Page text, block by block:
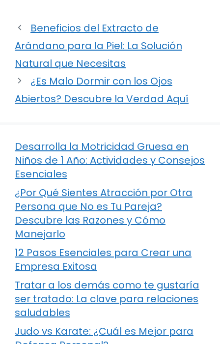
Beneficios del Extracto de
Arándano para la Piel: La Solución
Natural que Necesitas
¿Es Malo Dormir con los Ojos
Abiertos? Descubre la Verdad Aquí
Desarrolla la Motricidad Gruesa en
Niños de 1 Año: Actividades y Consejos
Esenciales
¿Por Qué Sientes Atracción por Otra
Persona que No es Tu Pareja?
Descubre las Razones y Cómo
Manejarlo
12 Pasos Esenciales para Crear una
Empresa Exitosa
Tratar a los demás como te gustaría
ser tratado: La clave para relaciones
saludables
Judo vs Karate: ¿Cuál es Mejor para